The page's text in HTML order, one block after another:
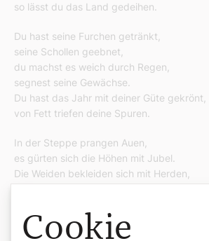
so lässt du das Land gedeihen.
Du hast seine Furchen getränkt,
seine Schollen geebnet,
du machst es weich durch Regen,
segnest seine Gewächse.
Du hast das Jahr mit deiner Güte gekrönt,
von Fett triefen deine Spuren.
In der Steppe prangen Auen,
es gürten sich die Höhen mit Jubel.
Die Weiden bekleiden sich mit Herden,
Cookie